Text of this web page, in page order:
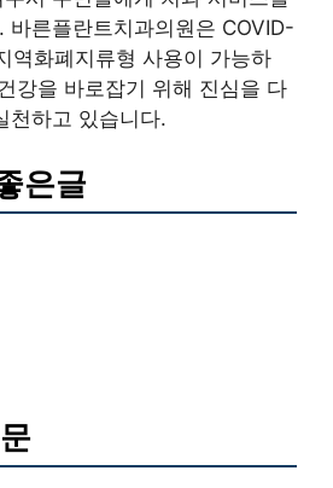
바른플란트치과의원은 COVID-
역화폐지류형 사용이 가능하
강을 바로잡기 위해 진심을 다
천하고 있습니다.
은글